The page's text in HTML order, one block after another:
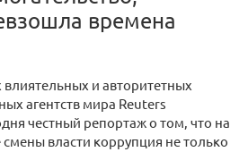
времена
и авторитетных
агентств мира Reuters
честный репортаж о том, что на
власти коррупция не только